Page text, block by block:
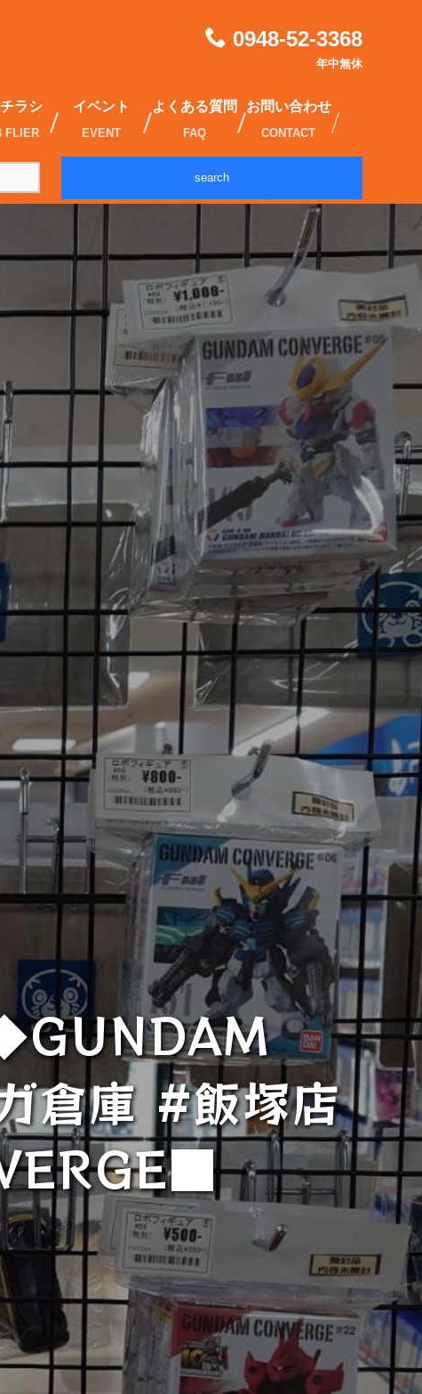
0948-52-3368
年中無休
ラシ
FLIER
イベント
EVENT
よくある質問
FAQ
お問い合わせ
CONTACT
search
倉庫 #飯塚店